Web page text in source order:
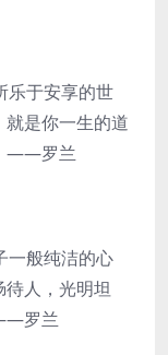
乐于安享的世
是你一生的道
——罗兰
一般纯洁的心
人，光明坦
罗兰